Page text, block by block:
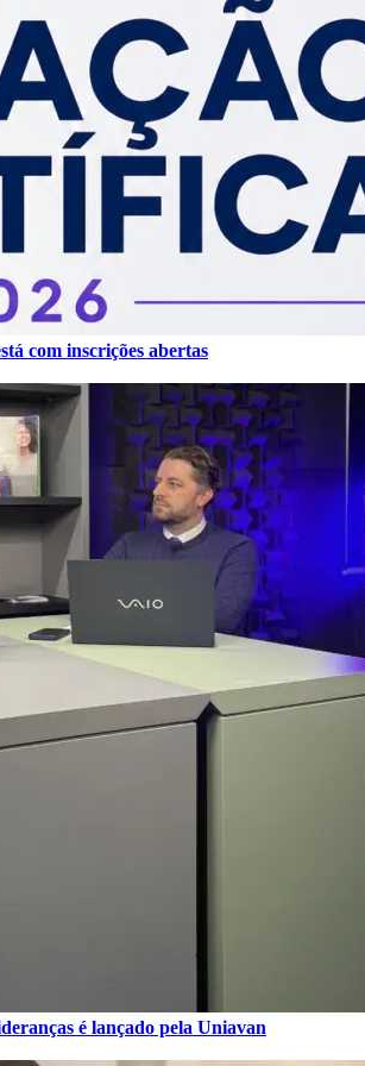
com inscrições abertas
é lançado pela Uniavan